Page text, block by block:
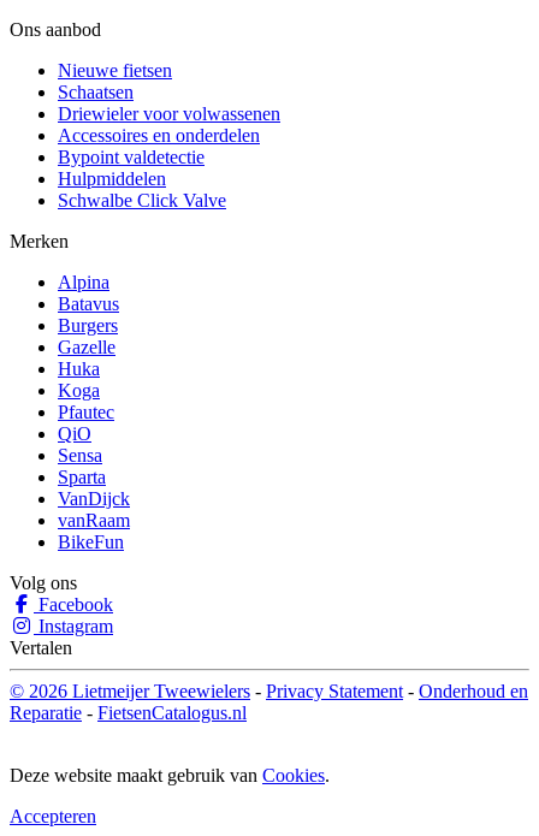
Ons aanbod
Nieuwe fietsen
Schaatsen
Driewieler voor volwassenen
Accessoires en onderdelen
Bypoint valdetectie
Hulpmiddelen
Schwalbe Click Valve
Merken
Alpina
Batavus
Burgers
Gazelle
Huka
Koga
Pfautec
QiO
Sensa
Sparta
VanDijck
vanRaam
BikeFun
Volg ons
Facebook
Instagram
Vertalen
© 2026 Lietmeijer Tweewielers - Privacy Statement - Onderhoud en
Reparatie - FietsenCatalogus.nl
Deze website maakt gebruik van Cookies.
Accepteren